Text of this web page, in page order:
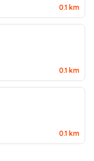
0.1 km
0.1 km
0.1 km